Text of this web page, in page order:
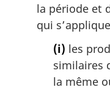
la période et
qui
(i) les
similaires
la même